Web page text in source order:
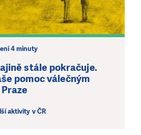
4 minuty
stále pokračuje.
pomoc válečným
aktivity v ČR